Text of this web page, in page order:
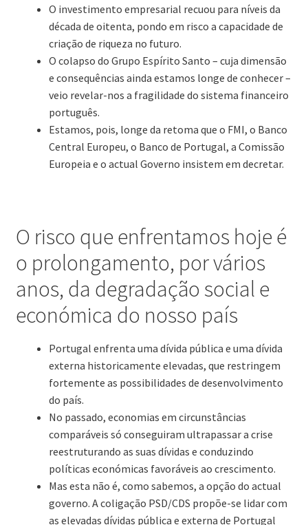
O investimento empresarial recuou para níveis da
década de oitenta, pondo em risco a capacidade de
criação de riqueza no futuro.
O colapso do Grupo Espírito Santo – cuja dimensão
e consequências ainda estamos longe de conhecer –
veio revelar-nos a fragilidade do sistema financeiro
português.
Estamos, pois, longe da retoma que o FMI, o Banco
Central Europeu, o Banco de Portugal, a Comissão
Europeia e o actual Governo insistem em decretar.
O risco que enfrentamos hoje é
o prolongamento, por vários
anos, da degradação social e
económica do nosso país
Portugal enfrenta uma dívida pública e uma dívida
externa historicamente elevadas, que restringem
fortemente as possibilidades de desenvolvimento
do país.
No passado, economias em circunstâncias
comparáveis só conseguiram ultrapassar a crise
reestruturando as suas dívidas e conduzindo
políticas económicas favoráveis ao crescimento.
Mas esta não é, como sabemos, a opção do actual
governo. A coligação PSD/CDS propõe-se lidar com
as elevadas dívidas pública e externa de Portugal